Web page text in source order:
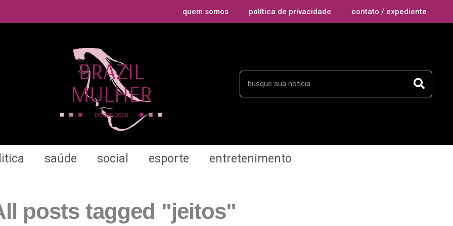
quem somos política de privacidade contato / expediente
saúde social esporte entretenimento
posts tagged "jeitos"